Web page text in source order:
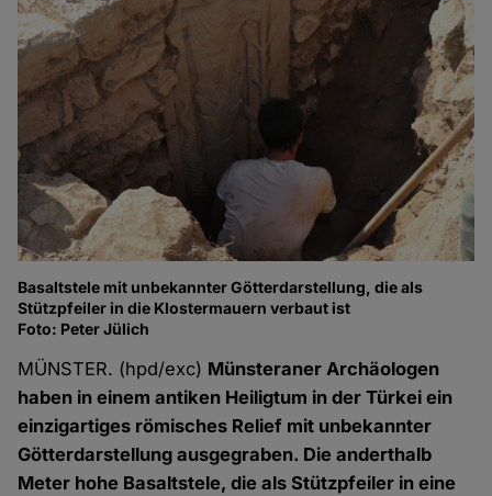
Basaltstele mit unbekannter Götterdarstellung, die als
Stützpfeiler in die Klostermauern verbaut ist
Foto: Peter Jülich
MÜNSTER. (hpd/exc) Münsteraner Archäologen
haben in einem antiken Heiligtum in der Türkei ein
einzigartiges römisches Relief mit unbekannter
Götterdarstellung ausgegraben. Die anderthalb
Meter hohe Basaltstele, die als Stützpfeiler in eine